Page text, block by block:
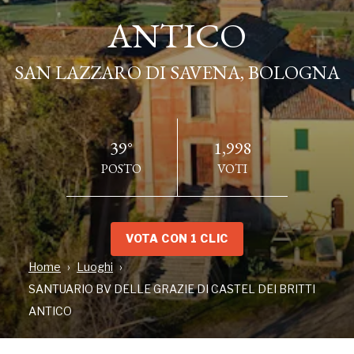
ANTICO
SAN LAZZARO DI SAVENA, BOLOGNA
39°
POSTO
1,998
VOTI
VOTA CON 1 CLIC
Home
Luoghi
SANTUARIO BV DELLE GRAZIE DI CASTEL DEI BRITTI
ANTICO
SAN LAZZARO DI SAVENA, BOLOGNA
INDIRIZZO
Via Castel de Britti, 39, SAN LAZZARO DI SAVENA, BO